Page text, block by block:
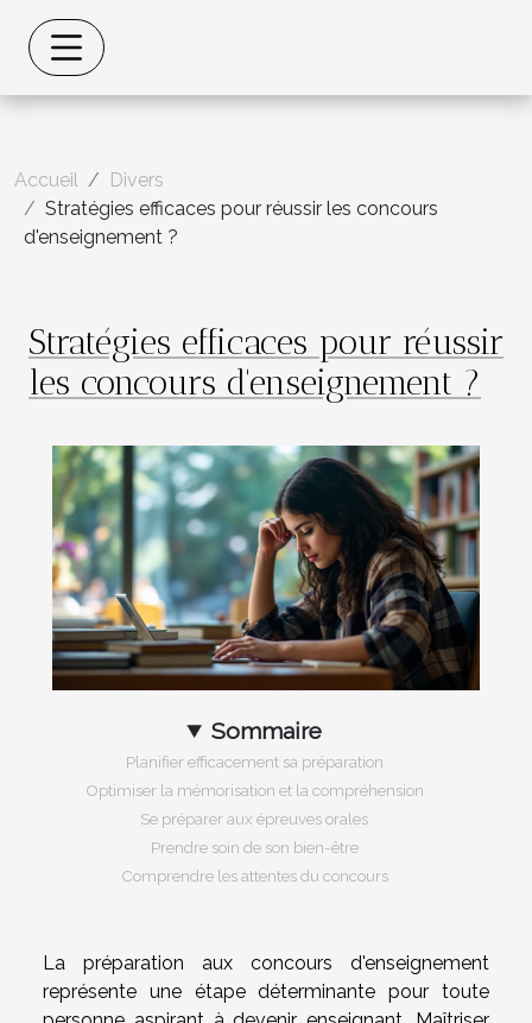
Accueil
Divers
Stratégies efficaces pour réussir les concours
d'enseignement ?
Stratégies efficaces pour réussir
les concours d'enseignement ?
Sommaire
Planifier efficacement sa préparation
Optimiser la mémorisation et la compréhension
Se préparer aux épreuves orales
Prendre soin de son bien-être
Comprendre les attentes du concours
La préparation aux concours d'enseignement
représente une étape déterminante pour toute